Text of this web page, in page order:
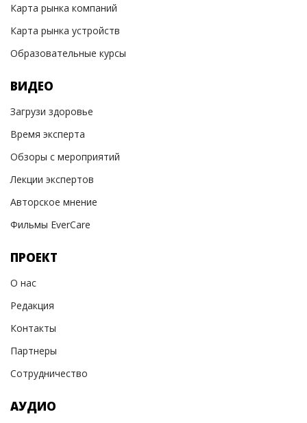
Карта рынка компаний
Карта рынка устройств
Образовательные курсы
ВИДЕО
Загрузи здоровье
Время эксперта
Обзоры с мероприятий
Лекции экспертов
Авторское мнение
Фильмы EverCare
ПРОЕКТ
О нас
Редакция
Контакты
Партнеры
Сотрудничество
АУДИО